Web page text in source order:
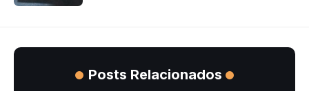
Posts Relacionados